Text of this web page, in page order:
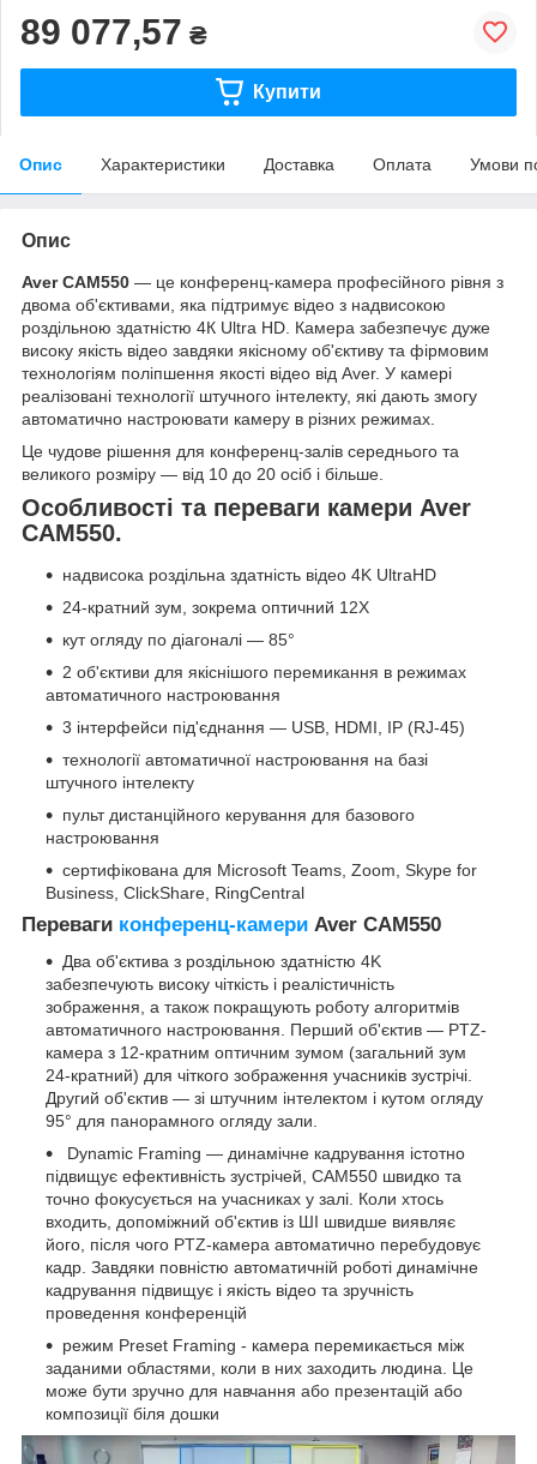
89 077,57 ₴
Купити
Опис Характеристики Доставка Оплата Умови
Опис
Aver CAM550 — це конференц-камера професійного рівня з
двома об'єктивами, яка підтримує відео з надвисокою
роздільною здатністю 4К Ultra HD. Камера забезпечує дуже
високу якість відео завдяки якісному об'єктиву та фірмовим
технологіям поліпшення якості відео від Aver. У камері
реалізовані технології штучного інтелекту, які дають змогу
автоматично настроювати камеру в різних режимах.
Це чудове рішення для конференц-залів середнього та
великого розміру — від 10 до 20 осіб і більше.
Особливості та переваги камери Aver
CAM550.
надвисока роздільна здатність відео 4K UltraHD
24-кратний зум, зокрема оптичний 12Х
кут огляду по діагоналі — 85°
2 об'єктиви для якіснішого перемикання в режимах
автоматичного настроювання
3 інтерфейси під'єднання — USB, HDMI, IP (RJ-45)
технології автоматичної настроювання на базі
штучного інтелекту
пульт дистанційного керування для базового
настроювання
сертифікована для Microsoft Teams, Zoom, Skype for
Business, ClickShare, RingCentral
Переваги конференц-камери Aver CAM550
Два об'єктива з роздільною здатністю 4K
забезпечують високу чіткість і реалістичність
зображення, а також покращують роботу алгоритмів
автоматичного настроювання. Перший об'єктив — PTZ-
камера з 12-кратним оптичним зумом (загальний зум
24-кратний) для чіткого зображення учасників зустрічі.
Другий об'єктив — зі штучним інтелектом і кутом огляду
95° для панорамного огляду зали.
Dynamic Framing — динамічне кадрування істотно
підвищує ефективність зустрічей, CAM550 швидко та
точно фокусується на учасниках у залі. Коли хтось
входить, допоміжний об'єктив із ШІ швидше виявляє
його, після чого PTZ-камера автоматично перебудовує
кадр. Завдяки повністю автоматичній роботі динамічне
кадрування підвищує і якість відео та зручність
проведення конференцій
режим Preset Framing - камера перемикається між
заданими областями, коли в них заходить людина. Це
може бути зручно для навчання або презентацій або
композиції біля дошки